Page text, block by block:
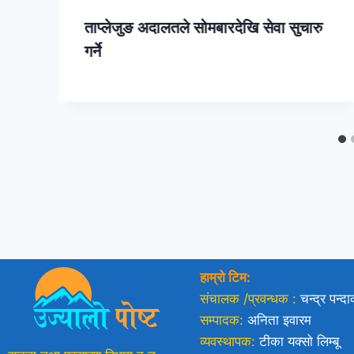
ताप्लेजुङ अदालतले सोमबारदेखि सेवा सुचारु
गर्ने
हाम्रो टिम:
संचालक /प्रवन्धक : चन्द्र
सम्पादक: अनिता इवारम
व्यवस्थापक: टीका यक्साे लिम्बू